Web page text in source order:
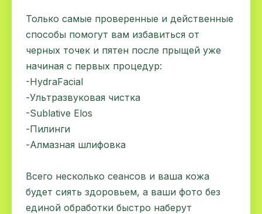
Только самые проверенные и действенные
способы помогут вам избавиться от
черных точек и пятен после прыщей уже
начиная с первых процедур:
-HydraFacial
-Ультразвуковая чистка
-Sublative Elos
-Пилинги
-Алмазная шлифовка
Всего несколько сеансов и ваша кожа
будет сиять здоровьем, а ваши фото без
единой обработки быстро наберут